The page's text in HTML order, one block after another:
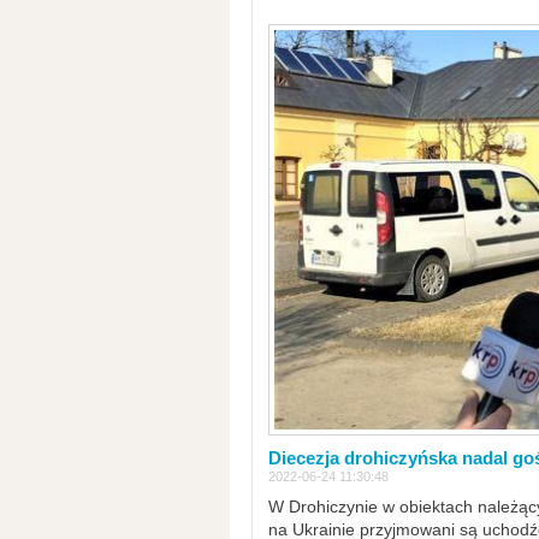
Diecezja drohiczyńska nadal
2022-06-24 11:30:48
W Drohiczynie w obiektach
na Ukrainie przyjmowani są